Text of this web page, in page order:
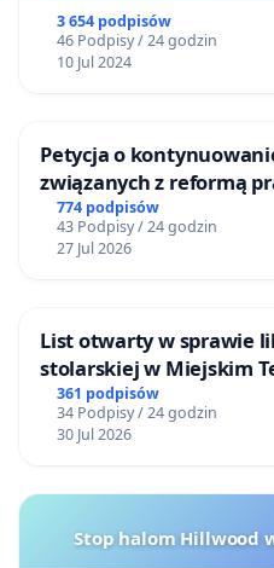
3 654 podpisów
46 Podpisy / 24 godzin
10 Jul 2024
Petycja o
związanych z reformą
774 podpisów
43 Podpisy / 24 godzin
27 Jul 2026
List otwarty w sprawie
stolarskiej w Miejskim
Gdańsku
361 podpisów
34 Podpisy / 24 godzin
30 Jul 2026
Stop halom Hillwood